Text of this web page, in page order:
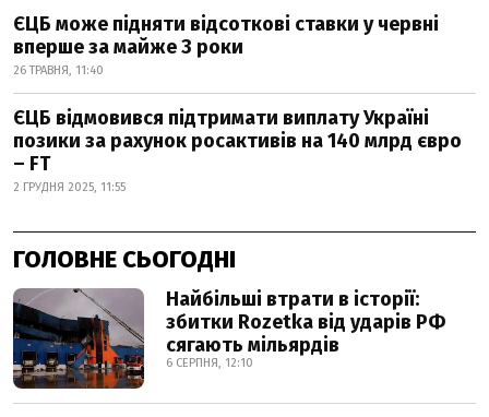
ЄЦБ може підняти відсоткові ставки у червні
вперше за майже 3 роки
26 ТРАВНЯ, 11:40
ЄЦБ відмовився підтримати виплату Україні
позики за рахунок росактивів на 140 млрд євро
– FT
2 ГРУДНЯ 2025, 11:55
ГОЛОВНЕ СЬОГОДНІ
Найбільші втрати в історії:
збитки Rozetka від ударів РФ
сягають мільярдів
6 СЕРПНЯ, 12:10